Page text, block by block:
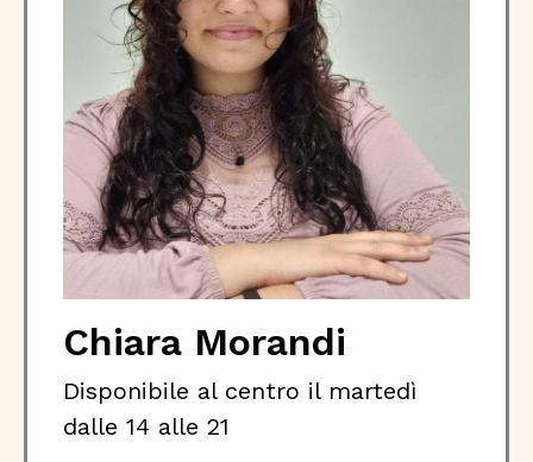
Chiara Morandi
Disponibile al centro il martedì
dalle 14 alle 21